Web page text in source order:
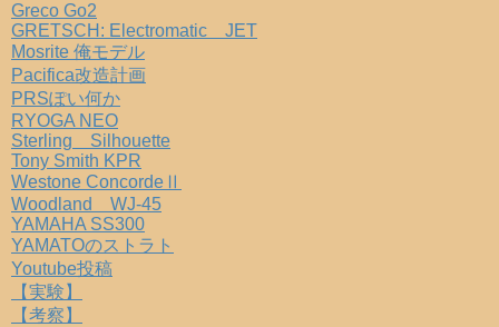
Greco Go2
GRETSCH: Electromatic JET
Mosrite 俺モデル
Pacifica改造計画
PRSぽい何か
RYOGA NEO
Sterling Silhouette
Tony Smith KPR
Westone ConcordeⅡ
Woodland WJ-45
YAMAHA SS300
YAMATOのストラト
Youtube投稿
【実験】
【考察】